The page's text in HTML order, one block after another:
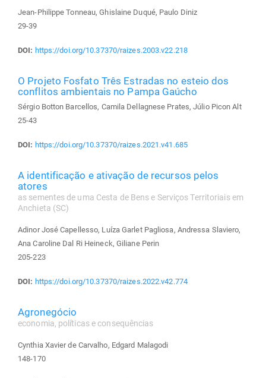
Jean-Philippe Tonneau, Ghislaine Duqué, Paulo Diniz
29-39
DOI: https://doi.org/10.37370/raizes.2003.v22.218
O Projeto Fosfato Três Estradas no esteio dos
conflitos ambientais no Pampa Gaúcho
Sérgio Botton Barcellos, Camila Dellagnese Prates, Júlio Picon Alt
25-43
DOI: https://doi.org/10.37370/raizes.2021.v41.685
A identificação e ativação de recursos pelos
atores
as sementes de uma Cesta de Bens e Serviços Territoriais em
Anchieta (SC)
Adinor José Capellesso, Luíza Garlet Pagliosa, Andressa Slaviero,
Ana Caroline Dal Ri Heineck, Giliane Perin
205-223
DOI: https://doi.org/10.37370/raizes.2022.v42.774
Agronegócio
economia, políticas e consequências
Cynthia Xavier de Carvalho, Edgard Malagodi
148-170